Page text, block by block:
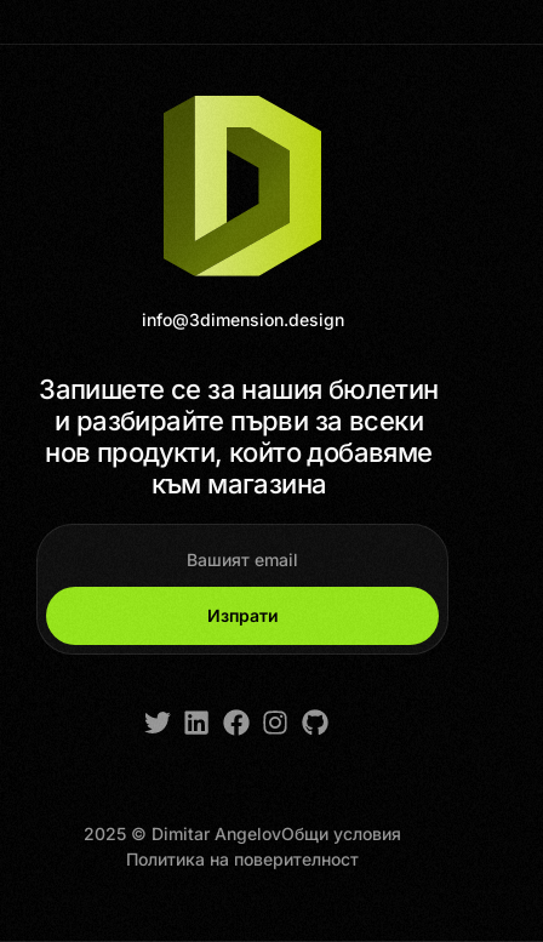
info@3dimension.design
Запишете се за нашия бюлетин
и разбирайте първи за всеки
нов продукти, който добавяме
към магазина
Изпрати
2025 © Dimitar AngelovОбщи условия
Политика на поверителност
Get Started